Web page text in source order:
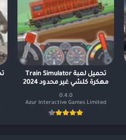
تحميل لعبة Train Simulator
مهكرة كلشي غير محدود 2024
0.4.0
Azur Interactive Games Limited